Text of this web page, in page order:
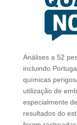
Análises a 52
incluindo
químicas
utilização de
especialmente
resultados do